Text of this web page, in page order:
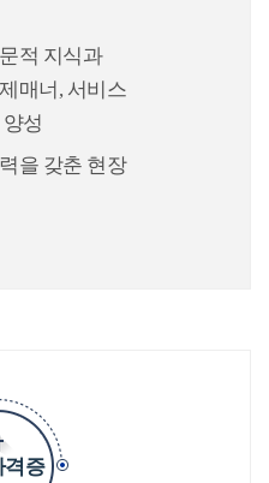
적 지식과
매너, 서비스
성
을 갖춘 현장
격증